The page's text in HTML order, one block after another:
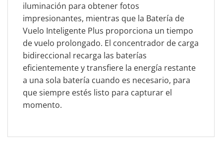
iluminación para obtener fotos
impresionantes, mientras que la Batería de
Vuelo Inteligente Plus proporciona un tiempo
de vuelo prolongado. El concentrador de carga
bidireccional recarga las baterías
eficientemente y transfiere la energía restante
a una sola batería cuando es necesario, para
que siempre estés listo para capturar el
momento.